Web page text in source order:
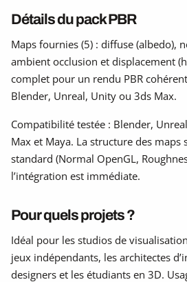
Détails du pack PBR
Maps fournies (5) : diffuse (albedo),
ambient occlusion et displacement
complet pour un rendu PBR
Blender, Unreal, Unity ou 3ds Max.
Compatibilité testée : Blender,
Max et Maya. La structure des maps
standard (Normal OpenGL,
l’intégration est immédiate.
Pour quels projets ?
Idéal pour les studios de
jeux indépendants, les architectes
designers et les étudiants en 3D.